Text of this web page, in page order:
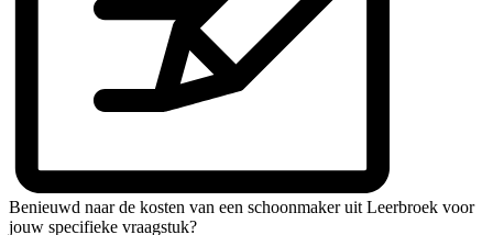
Benieuwd naar de kosten van een schoonmaker uit Leerbroek voor
jouw specifieke vraagstuk?